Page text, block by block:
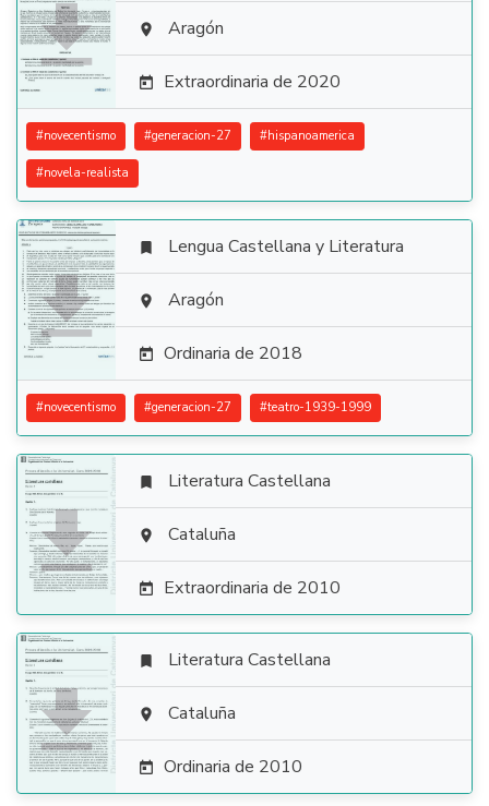
  Aragón
 Extraordinaria de 2020
#novecentismo #generacion-27 #hispanoamerica
#novela-realista

 Lengua Castellana y Literatura
 Aragón
 Ordinaria de 2018
#novecentismo #generacion-27 #teatro-1939-1999

 Literatura Castellana
 Cataluña
 Extraordinaria de 2010

 Literatura Castellana
 Cataluña
 Ordinaria de 2010